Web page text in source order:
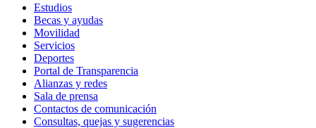
Estudios
Becas y ayudas
Movilidad
Servicios
Deportes
Portal de Transparencia
Alianzas y redes
Sala de prensa
Contactos de comunicación
Consultas, quejas y sugerencias